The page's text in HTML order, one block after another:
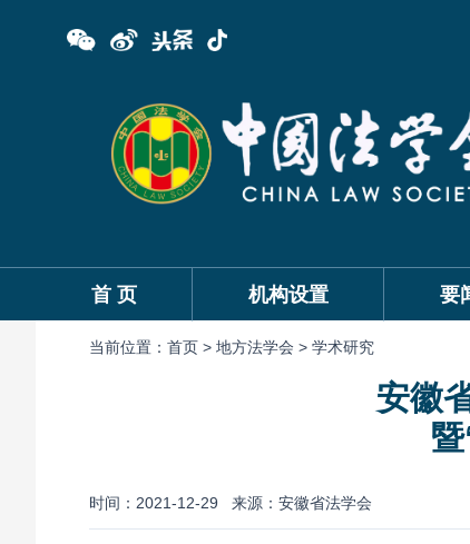
首 页 机构设置 要
当前位置： 首页 > 地方法学会 > 学术研究
安徽
时间：2021-12-29 来源：安徽省法学会